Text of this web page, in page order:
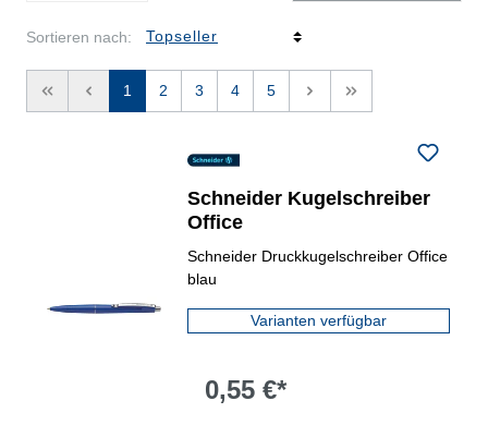
Sortieren nach:
<< < 1 2 3 4 5 > >>
Schneider Kugelschreiber
Office
Schneider Druckkugelschreiber Office
blau
Varianten verfügbar
0,55 €*